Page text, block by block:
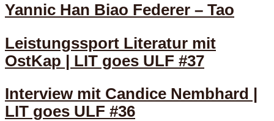
Yannic Han Biao Federer – Tao
Leistungssport Literatur mit
OstKap | LIT goes ULF #37
Interview mit Candice Nembhard |
LIT goes ULF #36